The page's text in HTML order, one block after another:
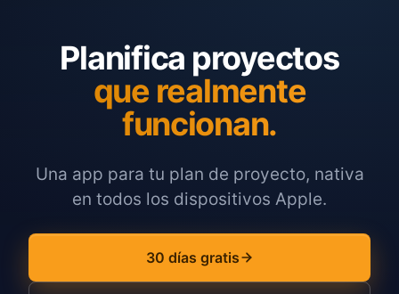
Planifica proyectos
que realmente
funcionan.
Una app para tu plan de proyecto, nativa
en todos los dispositivos Apple.
30 días gratis